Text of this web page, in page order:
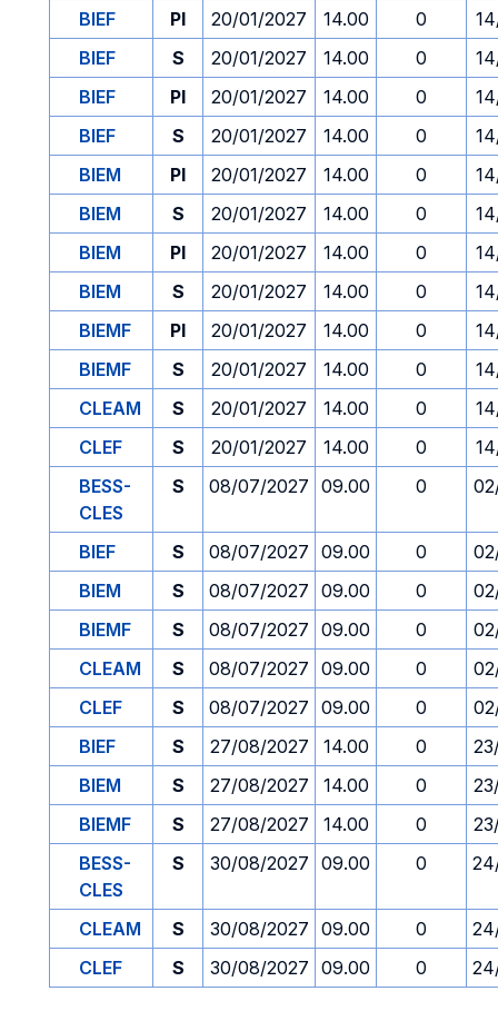
BIEF PI 20/01/2027 14.00 0
BIEF
S 20/01/2027 14.00 0
BIEF
PI 20/01/2027 14.00 0
BIEF
S 20/01/2027 14.00 0
BIEM
PI 20/01/2027 14.00 0
BIEM
S 20/01/2027 14.00 0
BIEM
PI 20/01/2027 14.00 0
BIEM
S 20/01/2027 14.00 0
BIEMF
PI 20/01/2027 14.00 0
BIEMF
S 20/01/2027 14.00 0
CLEAM
S 20/01/2027 14.00 0
CLEF
S 20/01/2027 14.00 0
BESS-
CLES
S 08/07/2027 09.00 0
BIEF S 08/07/2027 09.00 0
BIEM
S 08/07/2027 09.00 0
BIEMF
S 08/07/2027 09.00 0
CLEAM
S 08/07/2027 09.00 0
CLEF
S 08/07/2027 09.00 0
BIEF
S 27/08/2027 14.00 0
BIEM
S 27/08/2027 14.00 0
BIEMF
S 27/08/2027 14.00 0
BESS-
CLES
S 30/08/2027 09.00 0
CLEAM S 30/08/2027 09.00 0
CLEF
S 30/08/2027 09.00 0